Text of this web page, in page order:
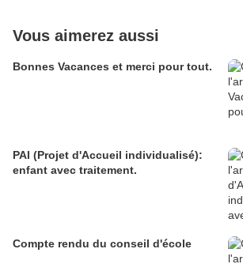
Vous aimerez aussi
Bonnes Vacances et merci pour tout.
PAI (Projet d'Accueil individualisé):
enfant avec traitement.
Compte rendu du conseil d'école